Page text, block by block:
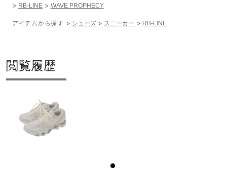
RB-LINE
WAVE PROPHECY
アイテムから探す シューズ スニーカー RB-LINE
閲覧履歴